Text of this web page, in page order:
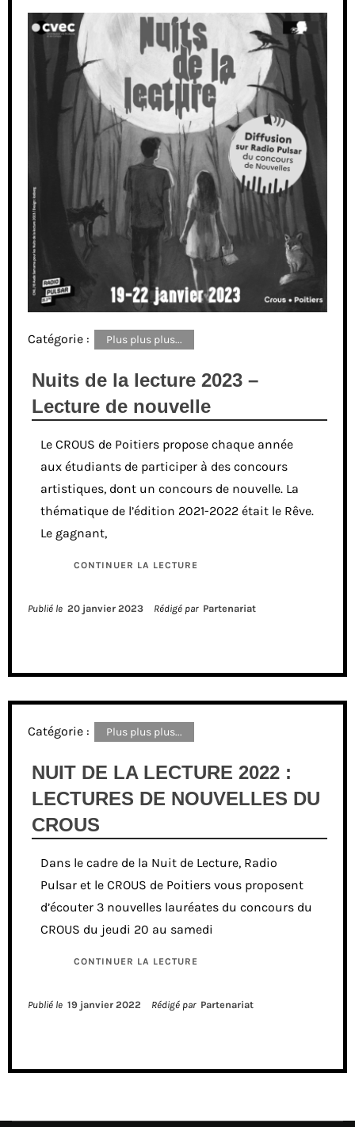
Catégorie : Plus plus plus...
Nuits de la lecture 2023 –
Lecture de nouvelle
Le CROUS de Poitiers propose chaque année
aux étudiants de participer à des concours
artistiques, dont un concours de nouvelle. La
thématique de l’édition 2021-2022 était le Rêve.
Le gagnant,
CONTINUER LA LECTURE
Publié le 20 janvier 2023 Rédigé par Partenariat
Catégorie : Plus plus plus...
NUIT DE LA LECTURE 2022 :
LECTURES DE NOUVELLES DU
CROUS
Dans le cadre de la Nuit de Lecture, Radio
Pulsar et le CROUS de Poitiers vous proposent
d’écouter 3 nouvelles lauréates du concours du
CROUS du jeudi 20 au samedi
CONTINUER LA LECTURE
Publié le 19 janvier 2022 Rédigé par Partenariat